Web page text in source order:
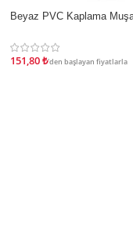
İNDIRIM
Beyaz PVC Kaplama
151,80₺'den başlayan fiyatlarla